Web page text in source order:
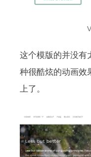
这个模版的并没有
种很酷炫的动画效
上了。